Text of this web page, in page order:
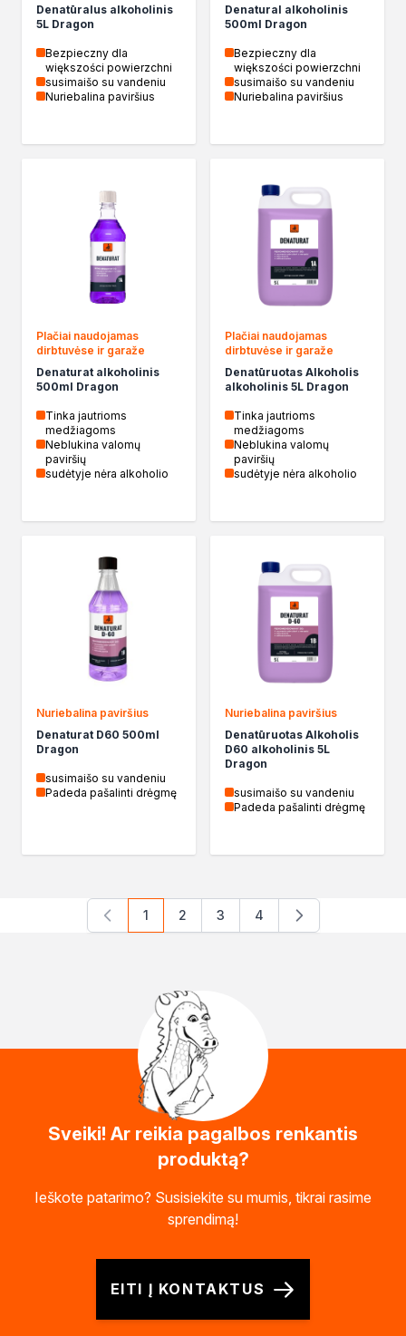
Denatūralus alkoholinis
5L Dragon
Bezpieczny dla
większości powierzchni
susimaišo su vandeniu
Nuriebalina paviršius
Denatural alkoholinis
500ml Dragon
Bezpieczny dla
większości powierzchni
susimaišo su vandeniu
Nuriebalina paviršius
Plačiai naudojamas
dirbtuvėse ir garaže
Denaturat alkoholinis
500ml Dragon
Tinka jautrioms
medžiagoms
Neblukina valomų
paviršių
sudėtyje nėra alkoholio
Plačiai naudojamas
dirbtuvėse ir garaže
Denatūruotas Alkoholis
alkoholinis 5L Dragon
Tinka jautrioms
medžiagoms
Neblukina valomų
paviršių
sudėtyje nėra alkoholio
Nuriebalina paviršius
Denaturat D60 500ml
Dragon
susimaišo su vandeniu
Padeda pašalinti drėgmę
Nuriebalina paviršius
Denatūruotas Alkoholis
D60 alkoholinis 5L
Dragon
susimaišo su vandeniu
Padeda pašalinti drėgmę
You're currently reading page
1 Page
2 Page
3 Page
4
Sveiki! Ar reikia pagalbos renkantis
produktą?
Ieškote patarimo? Susisiekite su mumis, tikrai rasime
sprendimą!
EITI Į KONTAKTUS